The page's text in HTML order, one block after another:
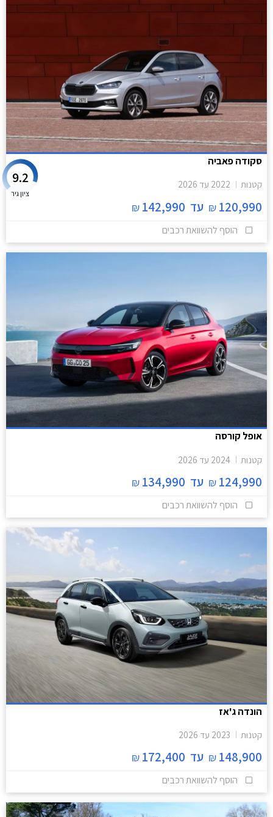
סקודה פאביה
קטנות 2022 עד 2026
120,990
₪ עד 142,990
₪
9.2
ציון גיר
הוסף להשוואת רכבים
אופל קורסה
קטנות 2024 עד 2026
124,990
₪ עד 134,990
₪
הוסף להשוואת רכבים
הונדה ג'אז
קטנות 2023 עד 2026
148,900
₪ עד 172,400
₪
הוסף להשוואת רכבים